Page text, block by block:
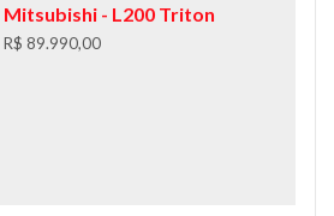
Mitsubishi- L200 Triton
R$ 89.990,00